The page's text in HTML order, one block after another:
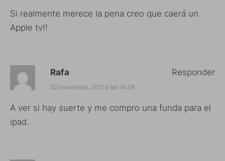
Si realmente merece la pena creo que caerá un
Apple tv!!
Rafa
22 noviembre, 2011 a las 14:59
A ver si hay suerte y me compro una funda para el
ipad.
Responder